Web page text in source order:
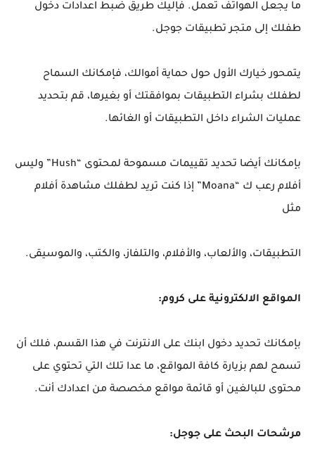
ما يجعل الهواتف تعمل. فإليك طريق ضبط اعدادات دخول
طفلك إلى متجر تطبيقات جوجل.
يتمحور خيارك الأول حول حماية أموالك، فإمكانك السماح
لطفلك بشراء التطبيقات بموافقتك أو بغيرها، قم بتحديد
عمليات الشراء داخل التطبيقات أو الغائها.
بإمكانك أيضا تحديد تقييمات مسموحة لمحتوى “Hush” وليس
أفلام رعب ك “Moana” إذا كنت تريد لطفلك مشاهدة أفلام
مثل
التطبيقات، والألعاب، والأفلام، والتلفاز، والكتب، والموسيقى.
المواقع الالكترونية على كروم:
بإمكانك تحديد دخول ابنك على الانترنت في هذا القسم، فلك أن
تسمح لهم بزيارة كافة المواقع، ما عدا تلك التي تحتوي على
محتوى للبالغين أو قائمة مواقع مخصصة من اعدادك أنت.
مرشحات البحث على جوجل: